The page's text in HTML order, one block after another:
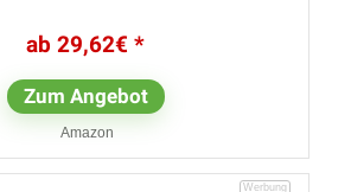
29,62€
Zum Angebot
Amazon